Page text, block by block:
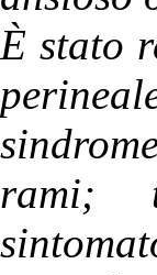
È stato
rami;